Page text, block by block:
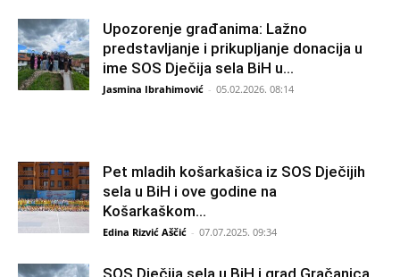
Upozorenje građanima: Lažno
predstavljanje i prikupljanje donacija u
ime SOS Dječija sela BiH u...
Jasmina Ibrahimović - 05.02.2026. 08:14
Pet mladih košarkašica iz SOS Dječijih
sela u BiH i ove godine na
Košarkaškom...
Edina Rizvić Aščić - 07.07.2025. 09:34
SOS Dječija sela u BiH i grad Gračanica